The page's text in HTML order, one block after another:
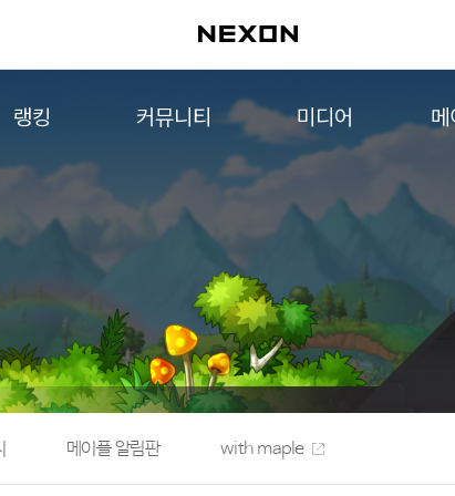
랭킹
컨텐츠 랭킹
커뮤니티
자유게시판
메이플 아트
메이플스토리 파트너스
AI Style Finder
미니게임
커뮤니티 아카이브
미디어
영상
메
메이플 알림판 with maple